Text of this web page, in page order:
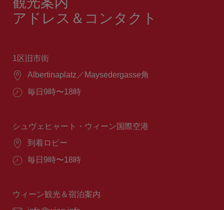
アドレス＆コンタクト
1区旧市街
場
Albertinaplatz／Maysedergasse角
営
間：
毎日9時〜18時
シュヴェヒャート・ウィーン国際空港
場
到着ロビー
営
間：
毎日9時〜18時
ウィーン観光＆宿泊案内